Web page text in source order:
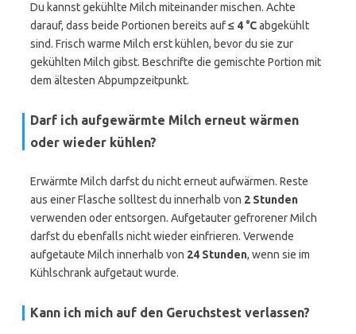
Du kannst gekühlte Milch miteinander mischen. Achte
darauf, dass beide Portionen bereits auf≤ 4 °Cabgekühlt
sind. Frisch warme Milch erst kühlen, bevor du sie zur
gekühlten Milch gibst. Beschrifte die gemischte Portion mit
dem ältesten Abpumpzeitpunkt.
Darf ich aufgewärmte Milch erneut wärmen
oder wieder kühlen?
Erwärmte Milch darfst du nicht erneut aufwärmen. Reste
aus einer Flasche solltest du innerhalb von 2 Stunden
verwenden oder entsorgen. Aufgetauter gefrorener Milch
darfst du ebenfalls nicht wieder einfrieren. Verwende
aufgetaute Milch innerhalb von 24 Stunden, wenn sie im
Kühlschrank aufgetaut wurde.
Kann ich mich auf den Geruchstest verlassen?